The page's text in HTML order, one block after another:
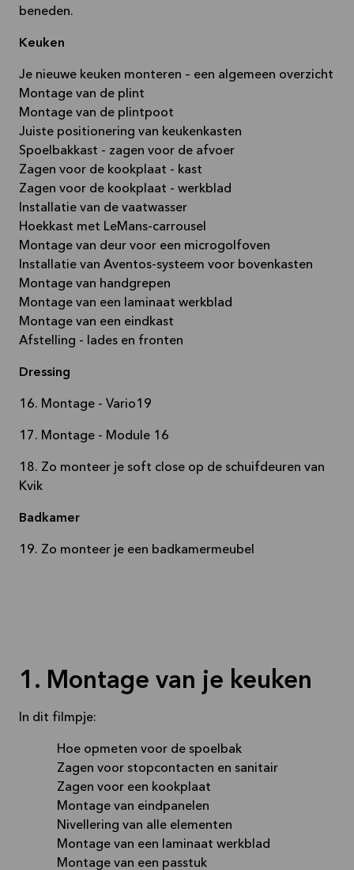
beneden.
Keuken
Je nieuwe keuken monteren – een algemeen overzicht
Montage van de plint
Montage van de plintpoot
Juiste positionering van keukenkasten
Spoelbakkast - zagen voor de afvoer
Zagen voor de kookplaat - kast
Zagen voor de kookplaat - werkblad
Installatie van de vaatwasser
Hoekkast met LeMans-carrousel
Montage van deur voor een microgolfoven
Installatie van Aventos-systeem voor bovenkasten
Montage van handgrepen
Montage van een laminaat werkblad
Montage van een eindkast
Afstelling - lades en fronten
Dressing
16. Montage - Vario19
17. Montage - Module 16
18. Zo monteer je soft close op de schuifdeuren van
Kvik
Badkamer
19. Zo monteer je een badkamermeubel
1. Montage van je keuken
In dit filmpje:
Hoe opmeten voor de spoelbak
Zagen voor stopcontacten en sanitair
Zagen voor een kookplaat
Montage van eindpanelen
Nivellering van alle elementen
Montage van een laminaat werkblad
Montage van een passtuk